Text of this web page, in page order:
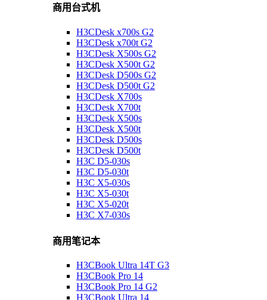
商用台式机
H3CDesk x700s G2
H3CDesk x700t G2
H3CDesk X500s G2
H3CDesk X500t G2
H3CDesk D500s G2
H3CDesk D500t G2
H3CDesk X700s
H3CDesk X700t
H3CDesk X500s
H3CDesk X500t
H3CDesk D500s
H3CDesk D500t
H3C D5-030s
H3C D5-030t
H3C X5-030s
H3C X5-030t
H3C X5-020t
H3C X7-030s
商用笔记本
H3CBook Ultra 14T G3
H3CBook Pro 14
H3CBook Pro 14 G2
H3CBook Ultra 14